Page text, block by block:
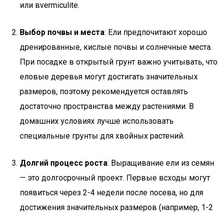
или вvermiculite.
Выбор почвы и места: Ели предпочитают хорошо
дренированные, кислые почвы и солнечные места.
При посадке в открытый грунт важно учитывать, что
еловые деревья могут достигать значительных
размеров, поэтому рекомендуется оставлять
достаточно пространства между растениями. В
домашних условиях лучше использовать
специальные грунты для хвойных растений.
Долгий процесс роста: Выращивание ели из семян
— это долгосрочный проект. Первые всходы могут
появиться через 2-4 недели после посева, но для
достижения значительных размеров (например, 1-2